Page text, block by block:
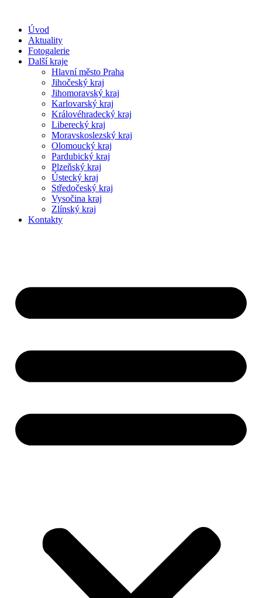
Úvod
Aktuality
Fotogalerie
Další kraje
Hlavní město Praha
Jihočeský kraj
Jihomoravský kraj
Karlovarský kraj
Královéhradecký kraj
Liberecký kraj
Moravskoslezský kraj
Olomoucký kraj
Pardubický kraj
Plzeňský kraj
Ústecký kraj
Středočeský kraj
Vysočina kraj
Zlínský kraj
Kontakty